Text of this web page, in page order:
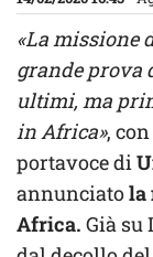
«La missione
grande prova
ultimi, ma
in Africa»,
portavoce di
annunciatola
Africa. Già su